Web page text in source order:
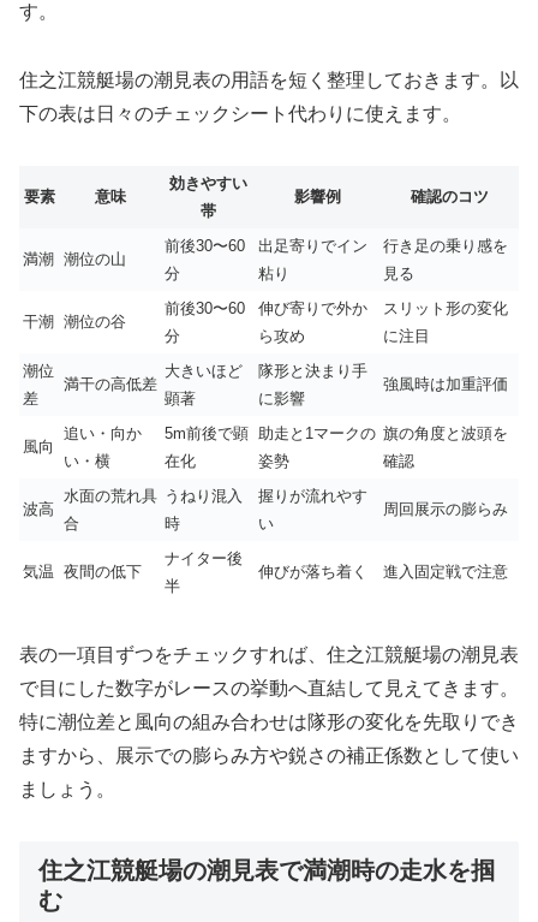
す。
住之江競艇場の潮見表の用語を短く整理しておきます。以
下の表は日々のチェックシート代わりに使えます。
要素 意味
効きやすい
帯
影響例 確認のコツ
満潮 潮位の山
前後30〜60
分
出足寄りでイン
粘り
行き足の乗り感を
見る
干潮 潮位の谷
前後30〜60
分
伸び寄りで外か
ら攻め
スリット形の変化
に注目
潮位
差
満干の高低差
大きいほど
顕著
隊形と決まり手
に影響
強風時は加重評価
風向
追い・向か
い・横
5m前後で顕
在化
助走と1マークの
姿勢
旗の角度と波頭を
確認
波高
水面の荒れ具
合
うねり混入
時
握りが流れやす
い
周回展示の膨らみ
気温 夜間の低下
ナイター後
半
伸びが落ち着く 進入固定戦で注意
表の一項目ずつをチェックすれば、住之江競艇場の潮見表
で目にした数字がレースの挙動へ直結して見えてきます。
特に潮位差と風向の組み合わせは隊形の変化を先取りでき
ますから、展示での膨らみ方や鋭さの補正係数として使い
ましょう。
住之江競艇場の潮見表で満潮時の走水を掴
む